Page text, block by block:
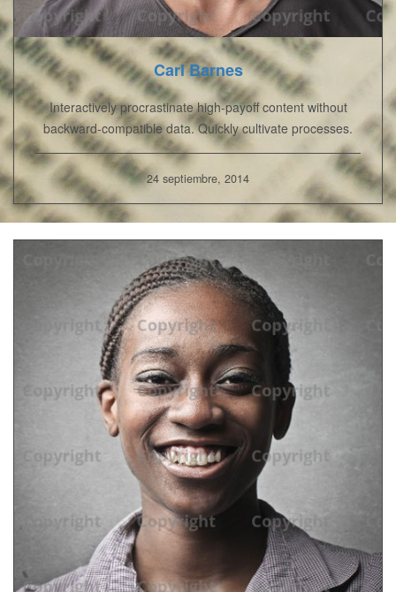
Carl Barnes
Interactively procrastinate high-payoff content without
backward-compatible data. Quickly cultivate processes.
24 septiembre, 2014